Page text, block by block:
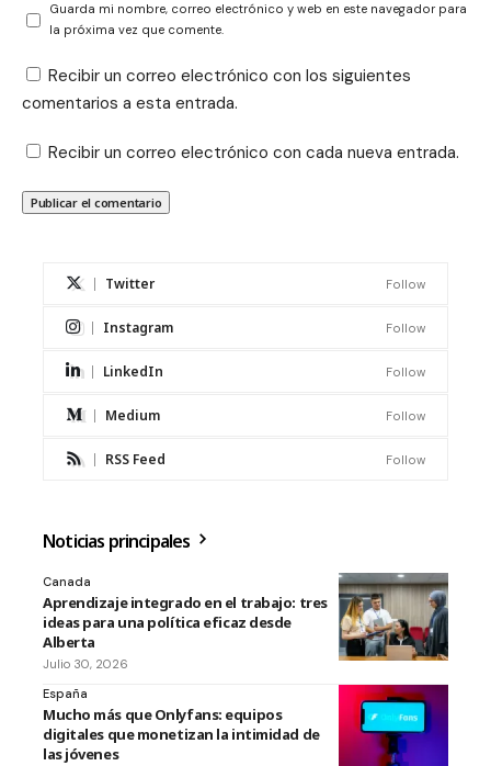
Guarda mi nombre, correo electrónico y web en este navegador para
la próxima vez que comente.
Recibir un correo electrónico con los siguientes
comentarios a esta entrada.
Recibir un correo electrónico con cada nueva entrada.
Twitter Follow
Instagram Follow
LinkedIn Follow
Medium Follow
RSS Feed Follow
Noticias principales
Canada
Aprendizaje integrado en el trabajo: tres
ideas para una política eficaz desde
Alberta
Julio 30, 2026
España
Mucho más que Onlyfans: equipos
digitales que monetizan la intimidad de
las jóvenes